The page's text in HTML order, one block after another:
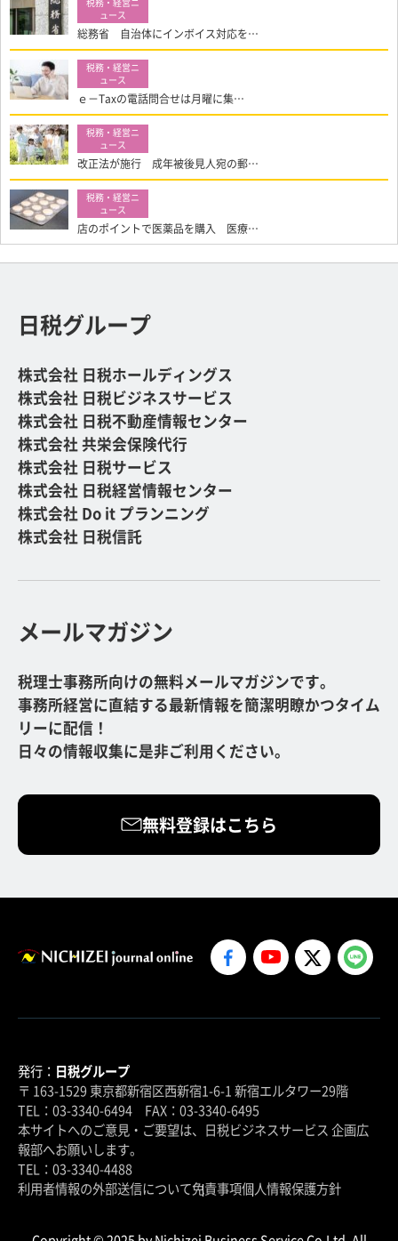
総務省 自治体にインボイス対応を…
ｅ－Taxの電話問合せは月曜に集…
改正法が施行 成年被後見人宛の郵…
店のポイントで医薬品を購入 医療…
日税グループ
株式会社 日税ホールディングス
株式会社 日税ビジネスサービス
株式会社 日税不動産情報センター
株式会社 共栄会保険代行
株式会社 日税サービス
株式会社 日税経営情報センター
株式会社 Do it プランニング
株式会社 日税信託
メールマガジン
税理士事務所向けの無料メールマガジンです。
事務所経営に直結する最新情報を簡潔明瞭かつタイム
リーに配信！
日々の情報収集に是非ご利用ください。
無料登録はこちら
発行： 日税グループ
〒 163-1529 東京都新宿区西新宿1-6-1 新宿エルタワー29階
TEL：03-3340-6494 FAX：03-3340-6495
本サイトへのご意見・ご要望は、日税ビジネスサービス 企画広
報部へお願いします。
TEL：03-3340-4488
利用者情報の外部送信について免責事項個人情報保護方針